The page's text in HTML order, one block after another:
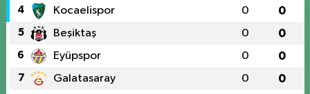
4 Kocaelispor 0 0
5 Beşiktaş 0 0
6 Eyüpspor 0 0
7 Galatasaray 0 0